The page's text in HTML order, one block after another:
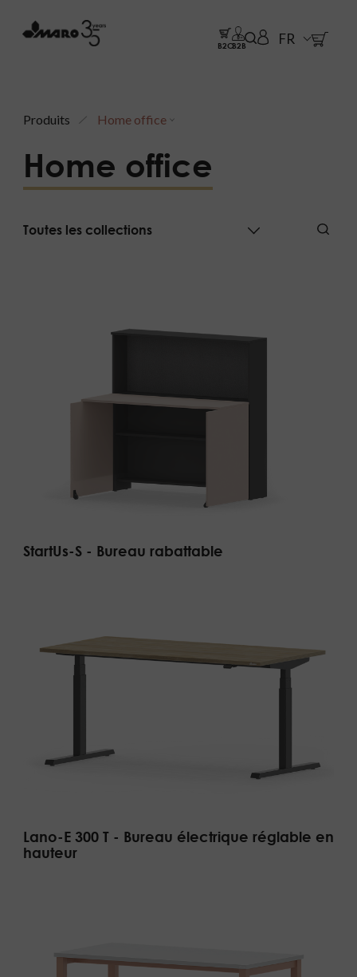
B2CB2B FR
Produits Home office
Home office
Toutes les collections
StartUs-S - Bureau rabattable
Lano-E 300 T - Bureau électrique réglable en
hauteur